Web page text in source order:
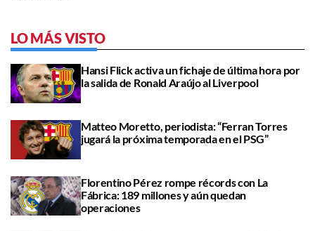
LO MÁS VISTO
Hansi Flick activa un fichaje de última hora por
la salida de Ronald Araújo al Liverpool
Matteo Moretto, periodista: “Ferran Torres
jugará la próxima temporada en el PSG”
Florentino Pérez rompe récords con La
Fábrica: 189 millones y aún quedan
operaciones